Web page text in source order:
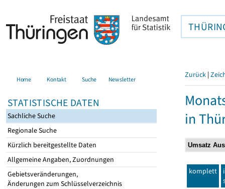
Home Kontakt Suche Newsletter
STATISTISCHE DATEN
Sachliche Suche
Regionale Suche
Kürzlich bereitgestellte Daten
Allgemeine Angaben, Zuordnungen
Gebietsveränderungen,
Änderungen zum Schlüsselverzeichnis
Zurück |
in
komplett